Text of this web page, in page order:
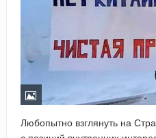
Любопытно взглянуть на